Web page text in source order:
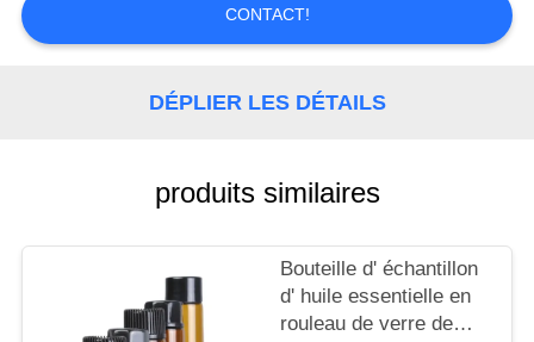
CONTACTEZ-
CAS
DEMANDEZ
CONTACT!
DÉPLIER LES DÉTAILS
produits similaires
Bouteille d' échantillon
d' huile essentielle en
rouleau de verre de